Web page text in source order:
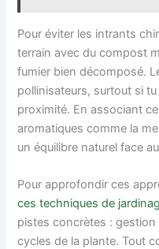
Pour éviter les intrants
terrain avec du compost
fumier bien décomposé.
pollinisateurs, surtout si
proximité. En associant
aromatiques comme la
un équilibre naturel face
Pour approfondir ces
ces techniques de
pistes concrètes : gestion
cycles de la plante. Tout